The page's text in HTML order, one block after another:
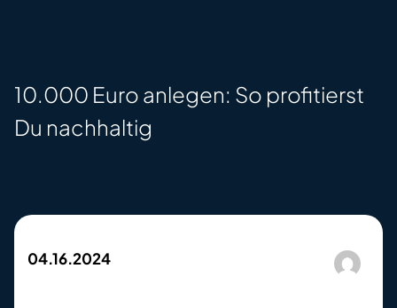
10.000 Euro anlegen: So profitierst
Du nachhaltig
04.16.2024